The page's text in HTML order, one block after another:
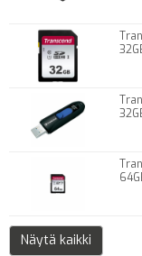
Näytä kaikki